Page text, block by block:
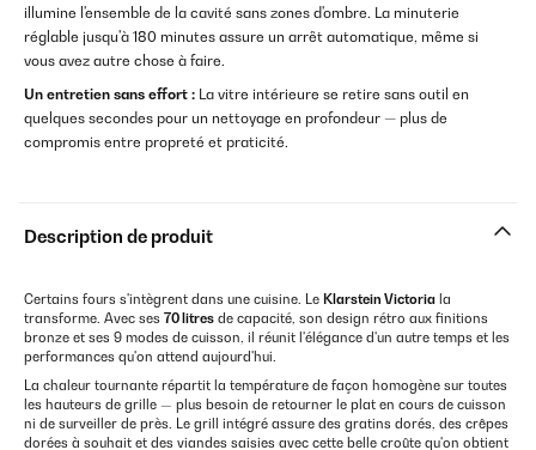
illumine l'ensemble de la cavité sans zones d'ombre. La minuterie
réglable jusqu'à 180 minutes assure un arrêt automatique, même si
vous avez autre chose à faire.
Un entretien sans effort : La vitre intérieure se retire sans outil en
quelques secondes pour un nettoyage en profondeur — plus de
compromis entre propreté et praticité.
Description de produit
Certains fours s'intègrent dans une cuisine. Le Klarstein Victoria la
transforme. Avec ses 70 litres de capacité, son design rétro aux finitions
bronze et ses 9 modes de cuisson, il réunit l'élégance d'un autre temps et les
performances qu'on attend aujourd'hui.
La chaleur tournante répartit la température de façon homogène sur toutes
les hauteurs de grille — plus besoin de retourner le plat en cours de cuisson
ni de surveiller de près. Le grill intégré assure des gratins dorés, des crêpes
dorées à souhait et des viandes saisies avec cette belle croûte qu'on obtient